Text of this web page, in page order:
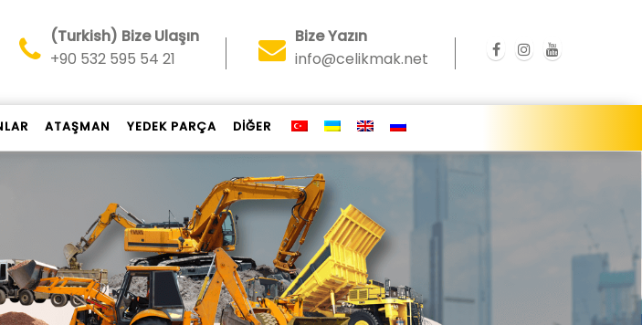
(Turkish) Bize Ulaşın
+90 532 595 54 21
Bize Yazın
info@celikmak.net
ATAŞMAN YEDEK PARÇA DİĞER